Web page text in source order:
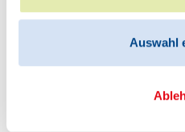
Auswahl